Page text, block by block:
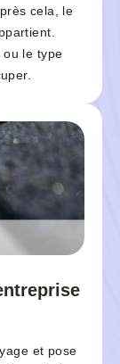
cela, le
ou le type
et pose